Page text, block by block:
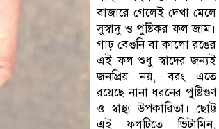
বাজারে গেলেই দেখা মেলে
সুস্বাদু ও পুষ্টিকর ফল জাম।
গাঢ় বেগুনি বা কালো রঙের
এই ফল শুধু স্বাদের জন্যই
জনপ্রিয় নয়, বরং এতে
রয়েছে নানা ধরনের পুষ্টিগুণ
ও স্বাস্থ্য উপকারিতা। ছোট্ট
এই ফলটিতে ভিটামিন,